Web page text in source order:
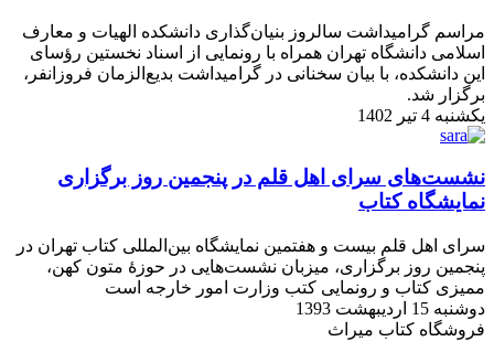
مراسم گرامیداشت سالروز بنیان‌گذاری دانشکده الهیات و معارف
اسلامی دانشگاه تهران همراه با رونمایی از اسناد نخستین رؤسای
این دانشکده، با بیان سخنانی در گرامیداشت بدیع‌الزمان فروزانفر،
برگزار شد.
یکشنبه 4 تیر 1402
نشست‌های سرای اهل قلم در پنجمین روز برگزاری
نمایشگاه کتاب
سرای اهل قلم بیست و هفتمین نمایشگاه بین‌المللی کتاب تهران در
پنجمین روز برگزاری، میزبان نشست‌هایی در حوزۀ متون کهن،
ممیزی کتاب و رونمایی کتب وزارت امور خارجه است
دوشنبه 15 اردیبهشت 1393
فروشگاه کتاب میراث